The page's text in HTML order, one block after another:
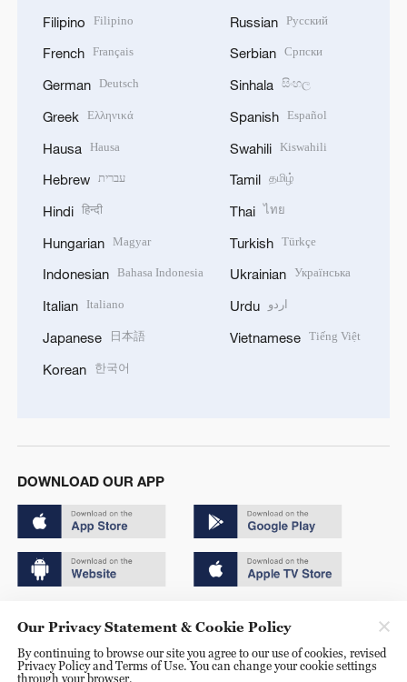
Filipino Filipino
French Français
German Deutsch
Greek Ελληνικά
Hausa Hausa
Hebrew עברית
Hindi हिन्दी
Hungarian Magyar
Indonesian Bahasa Indonesia
Italian Italiano
Japanese 日本語
Korean 한국어
Russian Русский
Serbian Српски
Sinhala සිංහල
Spanish Español
Swahili Kiswahili
Tamil தமிழ்
Thai ไทย
Turkish Türkçe
Ukrainian Українська
Urdu اردو
Vietnamese Tiếng Việt
DOWNLOAD OUR APP
京ICP备20000184号
京公网安备 11010502050052号
Our Privacy Statement & Cookie Policy
By continuing to browse our site you agree to our use of cookies, revised
Privacy Policy and Terms of Use. You can change your cookie settings
through your browser.